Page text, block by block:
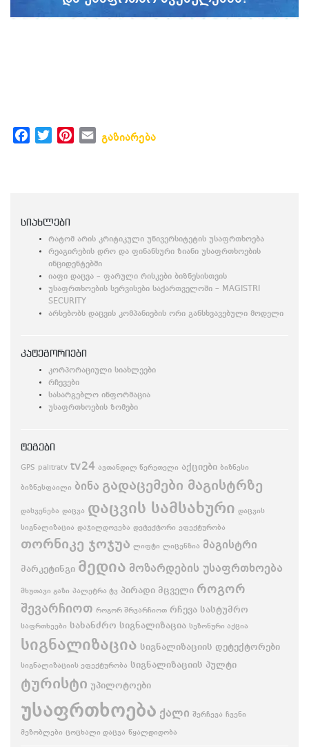
FacebookTwitterPinterest
Email
გაზიარება
სიახლები
რატომ არის კრიტიკული უნივერსიტეტის უსაფრთხოება
რეაგირების დრო და ფინანსური ზიანი უსაფრთხოების
ინციდენტებში
იაფი დაცვა – ფარული რისკები ბიზნესისთვის
უსაფრთხოების სერვისები საქართველოში – MAGISTRI
SECURITY
არსებობს დაცვის კომპანიების ორი განსხვავებული მოდელი
კატეგორიები
კორპორაციული სიახლეები
რჩევები
სასარგებლო ინფორმაცია
უსაფრთხოების ზომები
ტეგები
GPS palitratv tv24 ავთანდილ წერეთელი აქციები ბიზნესი
ბიზნესფაილი ბინა გადაცემები მაგისტრზე
დასვენება დაცვა დაცვის სამსახური დაცვის
სიგნალიზაცია დაჯილდოვება დეტექტორი ეფექტურობა
თორნიკე ჯოჯუა ლიფტი ლიცენზია მაგისტრი
მარკეტინგი მედია მოზარდების უსაფრთხოება
მხუთავი გაზი პალეტრა ტვ პირადი მცველი როგორ
შევარჩიოთ როგორ შრვარჩიოთ რჩევა სასტუმრო
საფრთხეები სახანძრო სიგნალიზაცია სეზონური აქცია
სიგნალიზაცია სიგნალიზაციის დეტექტორები
სიგნალიზაციის ეფექტურობა სიგნალიზაციის პულტი
ტურისტი უპილოტოები
უსაფრთხოება ქალი შერჩევა ჩვენი
მეზობლები ცოცხალი დაცვა წყალდიდობა